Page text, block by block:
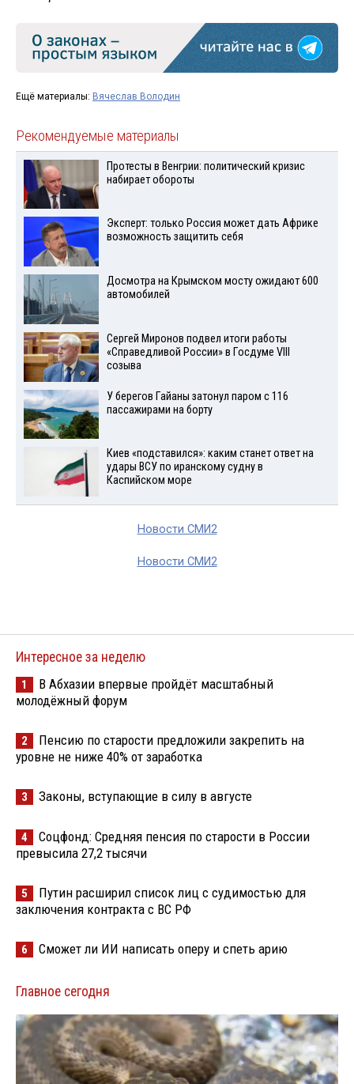
Ещё материалы: Вячеслав Володин
Рекомендуемые материалы
Протесты в Венгрии: политический кризис
набирает обороты
Эксперт: только Россия может дать Африке
возможность защитить себя
Досмотра на Крымском мосту ожидают 600
автомобилей
Сергей Миронов подвел итоги работы
«Справедливой России» в Госдуме VIII
созыва
У берегов Гайаны затонул паром с 116
пассажирами на борту
Киев «подставился»: каким станет ответ на
удары ВСУ по иранскому судну в
Каспийском море
Новости СМИ2
Новости СМИ2
Интересное за неделю
1
В Абхазии впервые пройдёт масштабный
молодёжный форум
2
Пенсию по старости предложили закрепить на
уровне не ниже 40% от заработка
3 Законы, вступающие в силу в августе
4
Соцфонд: Средняя пенсия по старости в России
превысила 27,2 тысячи
5
Путин расширил список лиц с судимостью для
заключения контракта с ВС РФ
6 Сможет ли ИИ написать оперу и спеть арию
Главное сегодня